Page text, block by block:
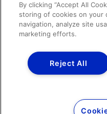
By clicking “Accept All
storing of cookies on your
navigation, analyze site
marketing efforts.
Reject All